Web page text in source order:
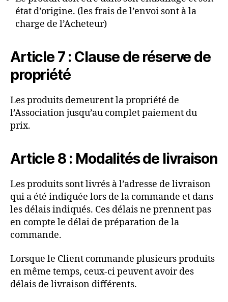
état d’origine. (les frais de l’envoi sont à la
charge de l’Acheteur)
Article 7 : Clause de réserve de
propriété
Les produits demeurent la propriété de
l’Association jusqu’au complet paiement du
prix.
Article 8 : Modalités de livraison
Les produits sont livrés à l’adresse de livraison
qui a été indiquée lors de la commande et dans
les délais indiqués. Ces délais ne prennent pas
en compte le délai de préparation de la
commande.
Lorsque le Client commande plusieurs produits
en même temps, ceux-ci peuvent avoir des
délais de livraison différents.